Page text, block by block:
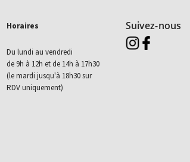
Horaires
Du lundi au vendredi
de 9h à 12h et de 14h à 17h30
(le mardi jusqu'à 18h30 sur
RDV uniquement)
Suivez-nous
Aller sur instagram
Aller sur